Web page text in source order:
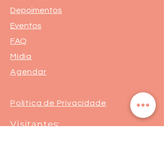
Depoimentos
Eventos
FAQ
Mídia
Agendar
Política de Privacidade
Visitantes: